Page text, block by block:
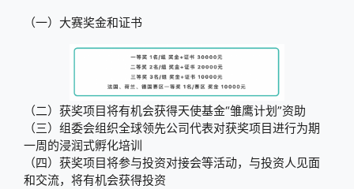
（一）大赛奖金和证书
（二）获奖项目将有机会获得天使基金“雏鹰计划”资助
（三）组委会组织全球领先公司代表对获奖项目进行为期
一周的浸润式孵化培训
（四）获奖项目将参与投资对接会等活动，与投资人见面
和交流，将有机会获得投资